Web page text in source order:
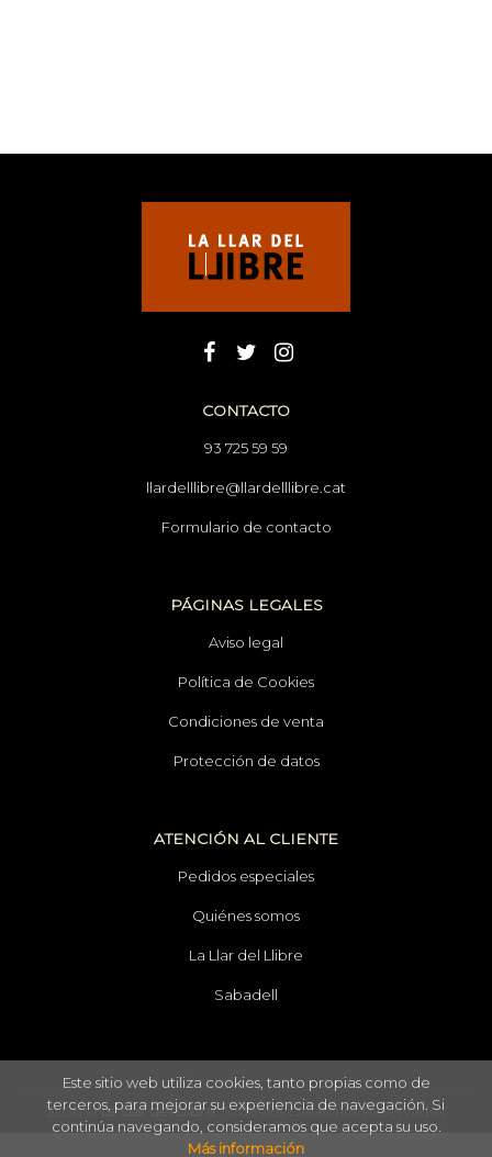
CONTACTO
93 725 59 59
llardelllibre@llardelllibre.cat
Formulario de contacto
PÁGINAS LEGALES
Aviso legal
Política de Cookies
Condiciones de venta
Protección de datos
ATENCIÓN AL CLIENTE
Pedidos especiales
Quiénes somos
La Llar del Llibre
Sabadell
2026 ©La Llar del Llibre. Todos los Derechos Reservados
Este sitio web utiliza cookies, tanto propias como de
terceros, para mejorar su experiencia de navegación. Si
continúa navegando, consideramos que acepta su uso.
Más información